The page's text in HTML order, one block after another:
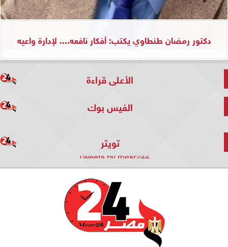
دكتور رمضان طنطاوي يكتب: أفكار نافعه.... لإدارة واعيه
الأعلى قراءة
الفيس بوك
تويتر
Tweets by mesr244